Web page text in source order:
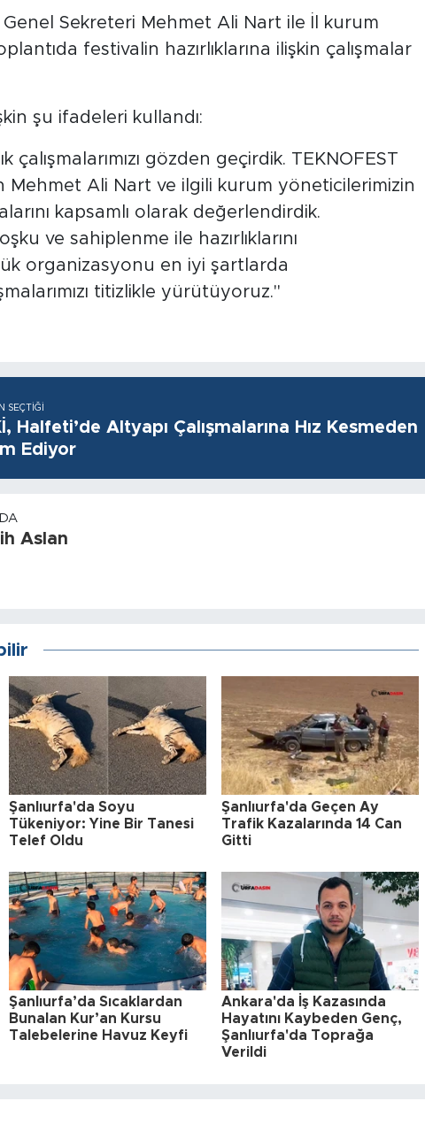
Genel Sekreteri Mehmet Ali Nart ile İl kurum
festivalin hazırlıklarına ilişkin çalışmalar
şu ifadeleri kullandı:
çalışmalarımızı gözden geçirdik. TEKNOFEST
Mehmet Ali Nart ve ilgili kurum yöneticilerimizin
kapsamlı olarak değerlendirdik.
ve sahiplenme ile hazırlıklarını
organizasyonu en iyi şartlarda
titizlikle yürütüyoruz."
SEÇTIĞI
Halfeti’de Altyapı Çalışmalarına Hız Kesmeden
Ediyor
Aslan
Şanlıurfa'da Soyu
Tükeniyor: Yine Bir Tanesi
Telef Oldu
Şanlıurfa'da Geçen Ay
Trafik Kazalarında 14 Can
Gitti
Şanlıurfa’da Sıcaklardan
Bunalan Kur’an Kursu
Talebelerine Havuz Keyfi
Ankara'da İş Kazasında
Hayatını Kaybeden Genç,
Şanlıurfa'da Toprağa
Verildi